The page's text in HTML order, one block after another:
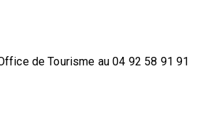
de Tourisme au 04 92 58 91 91